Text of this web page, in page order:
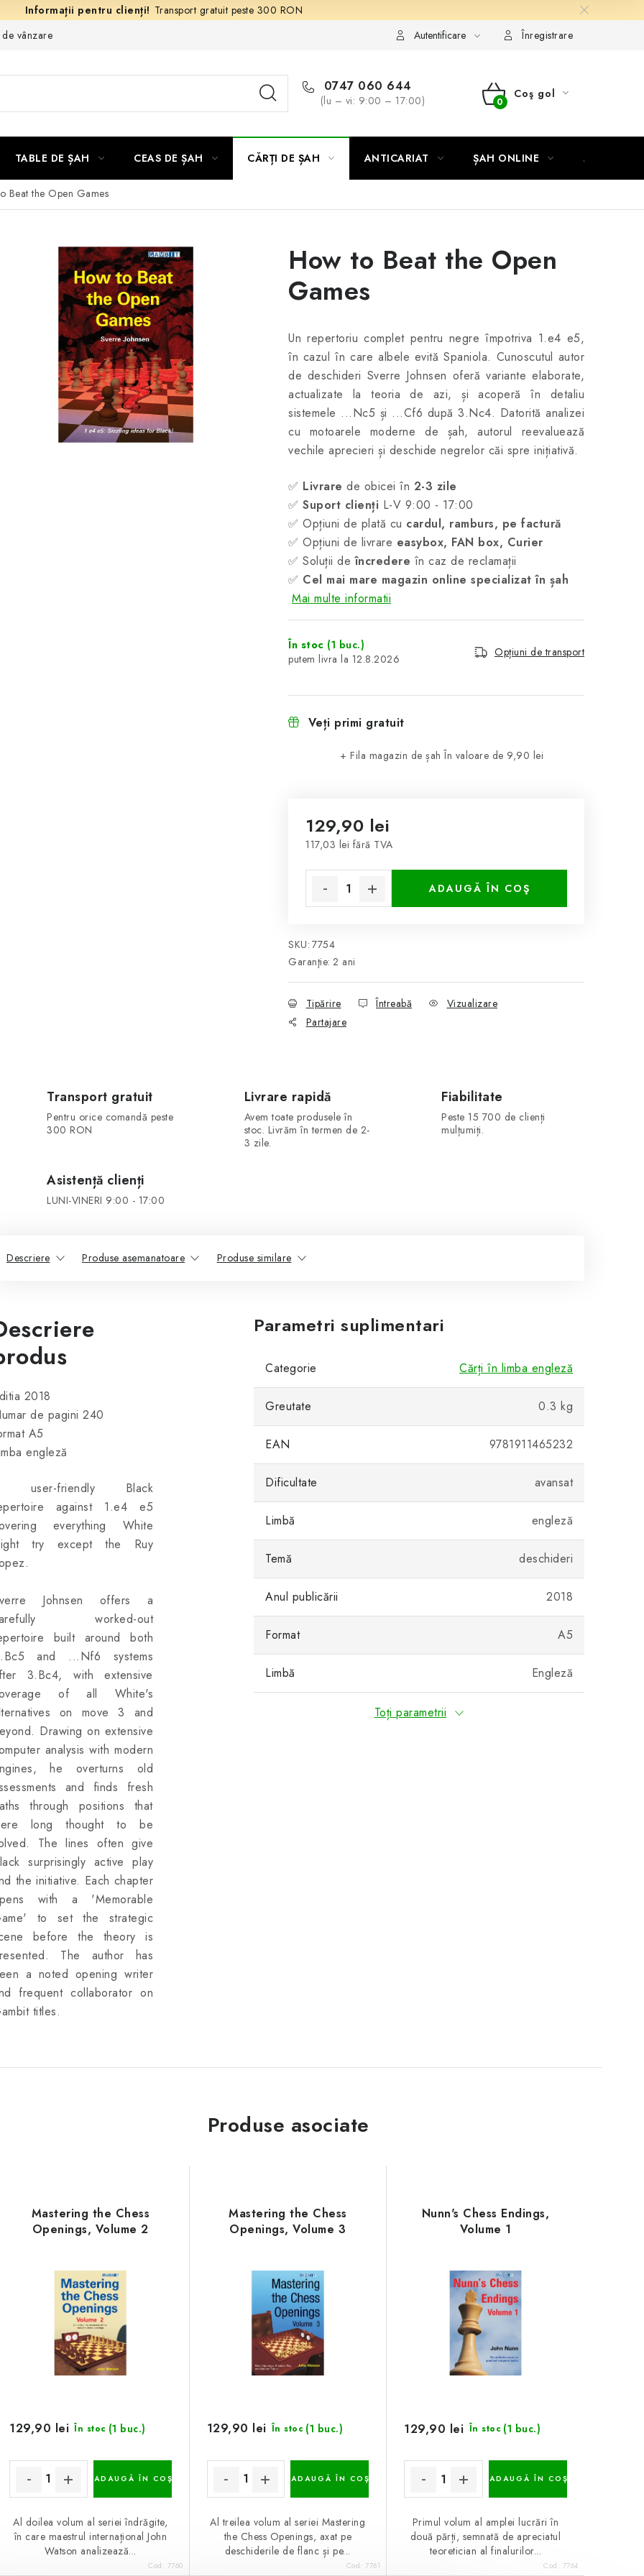
Transport gratuit peste 300 RON
vânzare Autentificare Înregistrare
0747 060 644
(lu – vi: 9:00 – 17:00)
COŞ
CUMPĂRĂTURI
Coş gol
TABLE DE ȘAH CEAS DE ȘAH CĂRȚI DE ȘAH ANTICARIAT ȘAH ONLINE MERCH
Beat the Open Games
How to Beat the Open
Games
Un repertoriu complet pentru negre împotriva 1.e4 e5,
în cazul în care albele evită Spaniola. Cunoscutul autor
de deschideri Sverre Johnsen oferă variante elaborate,
actualizate la teoria de azi, și acoperă în detaliu
sistemele ...Nc5 și ...Cf6 după 3.Nc4. Datorită analizei
cu motoarele moderne de șah, autorul reevaluează
vechile aprecieri și deschide negrelor căi spre inițiativă.
✅ Livrare de obicei în 2-3 zile
✅ Suport clienți L-V 9:00 - 17:00
✅ Opțiuni de plată cu cardul, ramburs, pe factură
✅ Opțiuni de livrare easybox, FAN box, Curier
✅ Soluții deîncredere în caz de reclamații
✅ Cel mai mare magazin online specializat în șah
Mai multe informatii
În stoc (1 buc.)
12.8.2026
Opțiuni de transport
Veți primi gratuit
+ Fila magazin de șahÎn valoare de 9,90 lei
129,90 lei
117,03 lei fără TVA
ADAUGĂ ÎN COŞ
SKU: 7754
Garanţie: 2 ani
Tipărire Întreabă
Vizualizare
Partajare
Transport gratuit
Pentru orice comandă peste
300 RON
Livrare rapidă
Avem toate produsele în
stoc. Livrăm în termen de 2-
3 zile.
Fiabilitate
Peste 15 700 de clienți
mulțumiți.
Asistență clienți
LUNI-VINERI 9:00 - 17:00
Descriere Produse asemanatoare Produse similare
2018
de pagini 240
A5
engleză
user-friendly Black
against 1.e4 e5
everything White
try except the Ruy
Johnsen offers a
worked-out
built around both
and ...Nf6 systems
3.Bc4, with extensive
of all White's
on move 3 and
Drawing on extensive
analysis with modern
he overturns old
and finds fresh
through positions that
long thought to be
The lines often give
surprisingly active play
the initiative. Each chapter
with a 'Memorable
to set the strategic
before the theory is
The author has
a noted opening writer
frequent collaborator on
titles.
Parametri suplimentari
Categorie Cărți în limba engleză
Greutate 0.3 kg
EAN 9781911465232
Dificultate avansat
Limbă engleză
Temă deschideri
Anul publicării 2018
Format A5
Limbă Engleză
Toți parametrii
Produse asociate
Mastering the Chess
Openings, Volume 2
În stoc (1 buc.)
129,90 lei
ADAUGĂ ÎN COŞ
Al doilea volum al seriei îndrăgite,
în care maestrul internațional John
Watson analizează...
Cod: 7760
Mastering the Chess
Openings, Volume 3
În stoc (1 buc.)
129,90 lei
ADAUGĂ ÎN COŞ
Al treilea volum al seriei Mastering
the Chess Openings, axat pe
deschiderile de flanc și pe...
Cod:7761
Nunn's Chess Endings,
Volume 1
În stoc (1 buc.)
129,90 lei
ADAUGĂ ÎN COŞ
Primul volum al amplei lucrări în
două părți, semnată de apreciatul
teoretician al finalurilor...
Cod: 7764